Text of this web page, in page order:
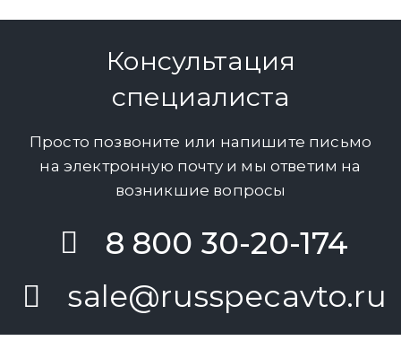
Консультация
специалиста
Просто позвоните или напишите письмо
на электронную почту и мы ответим на
возникшие вопросы
8 800 30-20-174
sale@russpecavto.ru